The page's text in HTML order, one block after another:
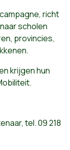
richt
scholen
provincies,
krijgen hun
tel. 09 218